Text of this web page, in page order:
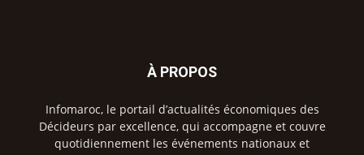
À PROPOS
Infomaroc, le portail d’actualités économiques des
Décideurs par excellence, qui accompagne et couvre
quotidiennement les événements nationaux et